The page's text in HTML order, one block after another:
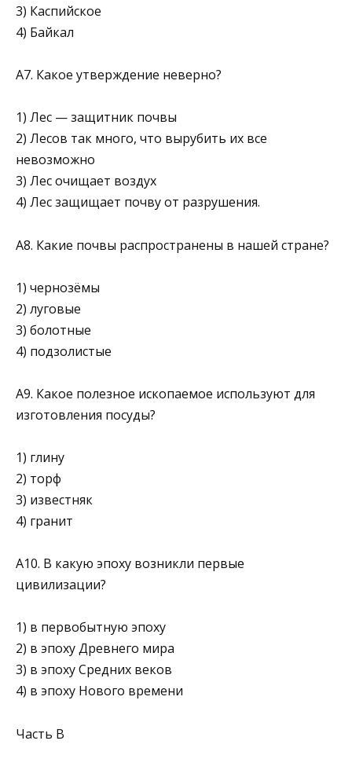
3) Каспийское
4) Байкал
А7. Какое утверждение неверно?
1) Лес — защитник почвы
2) Лесов так много, что вырубить их все
невозможно
3) Лес очищает воздух
4) Лес защищает почву от разрушения.
А8. Какие почвы распространены в нашей стране?
1) чернозёмы
2) луговые
3) болотные
4) подзолистые
А9. Какое полезное ископаемое используют для
изготовления посуды?
1) глину
2) торф
3) известняк
4) гранит
А10. В какую эпоху возникли первые
цивилизации?
1) в первобытную эпоху
2) в эпоху Древнего мира
3) в эпоху Средних веков
4) в эпоху Нового времени
Часть В